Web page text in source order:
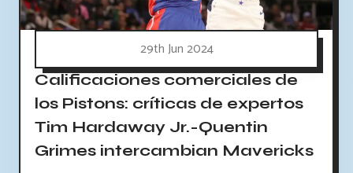
29th Jun 2024
Calificaciones comerciales de
los Pistons: críticas de expertos
Tim Hardaway Jr.-Quentin
Grimes intercambian Mavericks